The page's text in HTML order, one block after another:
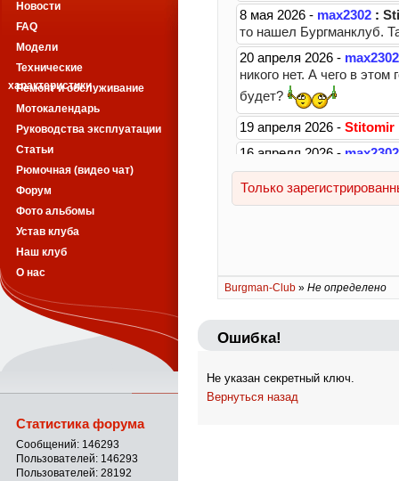
Burgman-Club » Не определено
Ошибка!
Не указан секретный ключ.
Вернуться назад
Новости
FAQ
Модели
Технические
характеристики
Ремонт и обслуживание
Мотокалендарь
Руководства эксплуатации
Статьи
Рюмочная (видео чат)
Форум
Фото альбомы
Устав клуба
Наш клуб
О нас
Статистика форума
Сообщений: 146293
Пользователей: 146293
Пользователей: 28192